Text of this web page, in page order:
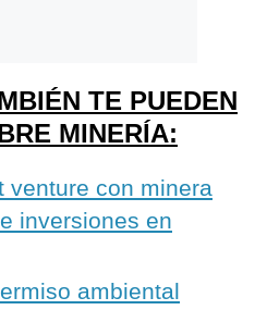
TE PUEDEN
MINERÍA:
venture con minera
inversiones en
ambiental